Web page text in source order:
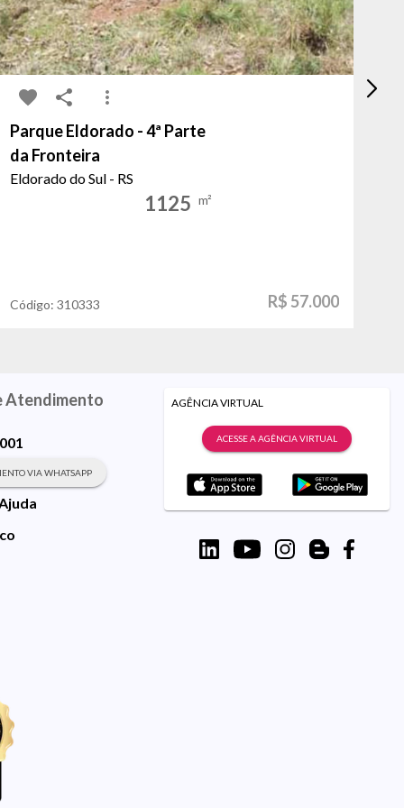
Parque Eldorado - 4ª Parte
da Fronteira
Eldorado do Sul - RS
1125 m²
Código: 310333 R$ 57.000
Atendimento
VIA WHATSAPP
AGÊNCIA VIRTUAL
ACESSE A AGÊNCIA VIRTUAL